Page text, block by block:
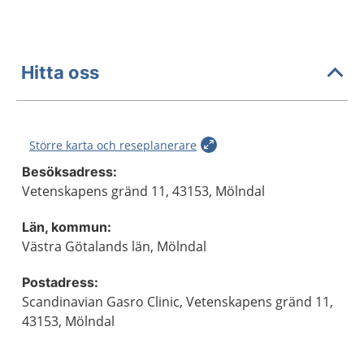
Hitta oss
Större karta och reseplanerare
Besöksadress:
Vetenskapens gränd 11, 43153, Mölndal
Län, kommun:
Västra Götalands län, Mölndal
Postadress:
Scandinavian Gasro Clinic, Vetenskapens gränd 11,
43153, Mölndal